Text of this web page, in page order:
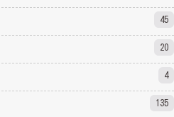
45
20
4
135